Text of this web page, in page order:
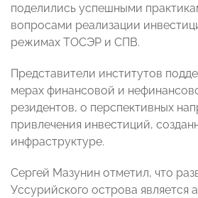
поделились успешными
вопросами реализации
режимах ТОСЭР и СПВ.
Представители институтов
мерах финансовой и
резидентов, о перспективных
привлечения инвестиций,
инфраструктуре.
Сергей Мазунин отметил, что
Уссурийского острова является